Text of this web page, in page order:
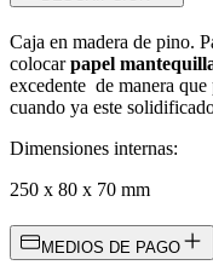
Caja en madera de pino.
colocarpapel
excedente de manera
cuando ya este
Dimensiones internas:
250 x 80 x 70 mm
MEDIOS DE PAGO